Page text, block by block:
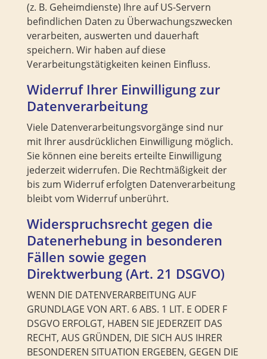
(z. B. Geheimdienste) Ihre auf US-Servern
befindlichen Daten zu Überwachungszwecken
verarbeiten, auswerten und dauerhaft
speichern. Wir haben auf diese
Verarbeitungstätigkeiten keinen Einfluss.
Widerruf Ihrer Einwilligung zur
Datenverarbeitung
Viele Datenverarbeitungsvorgänge sind nur
mit Ihrer ausdrücklichen Einwilligung möglich.
Sie können eine bereits erteilte Einwilligung
jederzeit widerrufen. Die Rechtmäßigkeit der
bis zum Widerruf erfolgten Datenverarbeitung
bleibt vom Widerruf unberührt.
Widerspruchsrecht gegen die
Datenerhebung in besonderen
Fällen sowie gegen
Direktwerbung (Art. 21 DSGVO)
WENN DIE DATENVERARBEITUNG AUF
GRUNDLAGE VON ART. 6 ABS. 1 LIT. E ODER F
DSGVO ERFOLGT, HABEN SIE JEDERZEIT DAS
RECHT, AUS GRÜNDEN, DIE SICH AUS IHRER
BESONDEREN SITUATION ERGEBEN, GEGEN DIE